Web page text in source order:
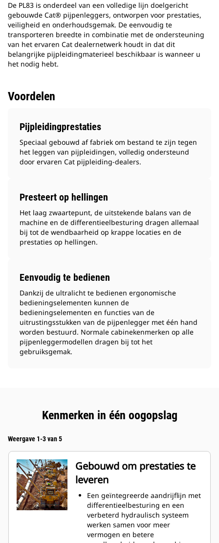
De PL83 is onderdeel van een volledige lijn doelgericht
gebouwde Cat® pijpenleggers, ontworpen voor prestaties,
veiligheid en onderhoudsgemak. De eenvoudig te
transporteren breedte in combinatie met de ondersteuning
van het ervaren Cat dealernetwerk houdt in dat dit
belangrijke pijpleidingmaterieel beschikbaar is wanneer u
het nodig hebt.
Voordelen
Pijpleidingprestaties
Speciaal gebouwd af fabriek om bestand te zijn tegen
het leggen van pijpleidingen, volledig ondersteund
door ervaren Cat pijpleiding-dealers.
Presteert op hellingen
Het laag zwaartepunt, de uitstekende balans van de
machine en de differentieelbesturing dragen allemaal
bij tot de wendbaarheid op krappe locaties en de
prestaties op hellingen.
Eenvoudig te bedienen
Dankzij de ultralicht te bedienen ergonomische
bedieningselementen kunnen de
bedieningselementen en functies van de
uitrustingsstukken van de pijpenlegger met één hand
worden bestuurd. Normale cabinekenmerken op alle
pijpenleggermodellen dragen bij tot het
gebruiksgemak.
Kenmerken in één oogopslag
Weergave 1-3 van 5
Gebouwd om prestaties te
leveren
Een geïntegreerde aandrijflijn met
differentieelbesturing en een
verbeterd hydraulisch systeem
werken samen voor meer
vermogen en betere